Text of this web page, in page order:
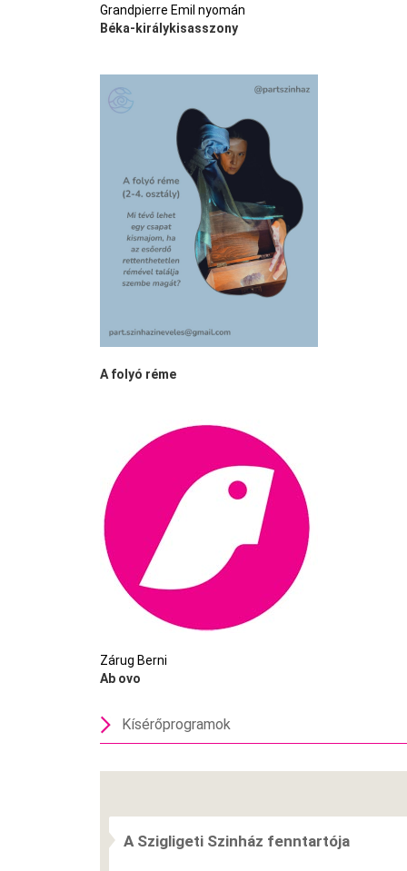
Grandpierre Emil nyomán
Béka-királykisasszony
A folyó réme
Zárug Berni
Ab ovo
Kísérőprogramok
A Szigligeti Szinház fenntartója